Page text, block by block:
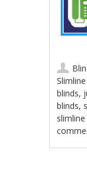
blinds,
blinds,